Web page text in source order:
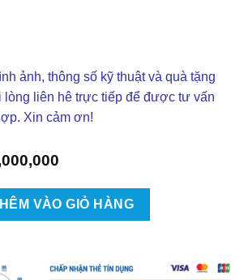
ảnh, thông số kỹ thuật và quà tặng
lòng liên hê trực tiếp để được tư vấn
Xin cảm ơn!
Giá
tại
là:
₫2,000,000.
Trình Xe Mazda 3 Tại tpHCM số lượng
VÀO GIỎ HÀNG